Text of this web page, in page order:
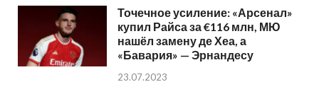
Точечное усиление: «Арсенал»
купил Райса за €116 млн, МЮ
нашёл замену де Хеа, а
«Бавария» — Эрнандесу
23.07.2023